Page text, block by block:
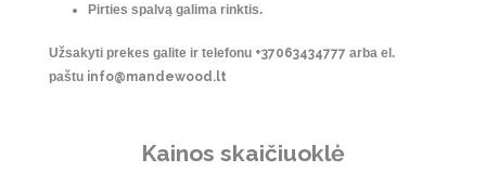
Pirties spalvą galima rinktis.
Užsakyti prekes galite ir telefonu +37063434777 arba el.
paštu info@mandewood.lt
Kainos skaičiuoklė